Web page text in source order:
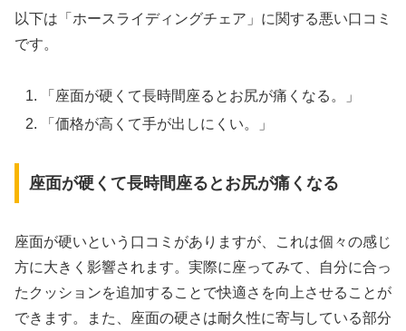
以下は「ホースライディングチェア」に関する悪い口コミ
です。
「座面が硬くて長時間座るとお尻が痛くなる。」
「価格が高くて手が出しにくい。」
座面が硬くて長時間座るとお尻が痛くなる
座面が硬いという口コミがありますが、これは個々の感じ
方に大きく影響されます。実際に座ってみて、自分に合っ
たクッションを追加することで快適さを向上させることが
できます。また、座面の硬さは耐久性に寄与している部分